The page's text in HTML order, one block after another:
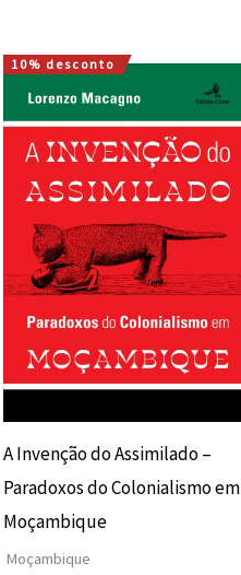
10% desconto
A Invenção do Assimilado –
Paradoxos do Colonialismo em
Moçambique
Moçambique
O
preço
era:
14,20 €.
O
preço
12,78 €.